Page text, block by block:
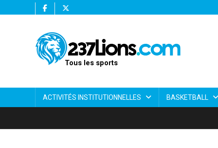
Tous les sports
ACTIVITÉS INSTITUTIONNELLES BASKETBALL